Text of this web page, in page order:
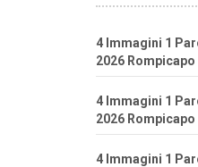
4 Immagini 1
2026
4 Immagini 1
2026
4 Immagini 1